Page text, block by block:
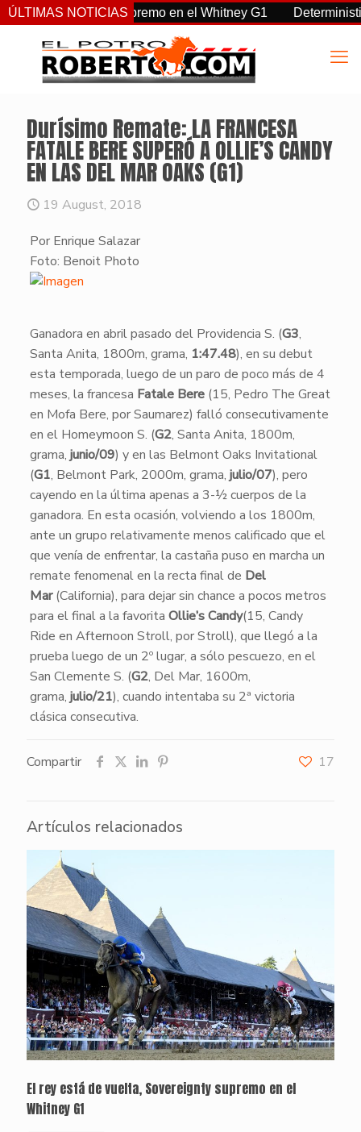
ÚLTIMAS NOTICIASsupremo en el Whitney G1 Deterministic:
Durísimo Remate: LA FRANCESA
FATALE BERE SUPERÓ A OLLIE’S CANDY
EN LAS DEL MAR OAKS (G1)
19 August, 2018
Por Enrique Salazar
​Foto: Benoit Photo
Ganadora en abril pasado del Providencia S. (G3,
Santa Anita, 1800m, grama, 1:47.48), en su debut
esta temporada, luego de un paro de poco más de 4
meses, la francesa Fatale Bere(15, Pedro The Great
en Mofa Bere, por Saumarez) falló consecutivamente
en el Homeymoon S. (G2, Santa Anita, 1800m,
grama, junio/09) y en las Belmont Oaks Invitational
(G1, Belmont Park, 2000m, grama, julio/07), pero
cayendo en la última apenas a 3-½ cuerpos de la
ganadora. En esta ocasión, volviendo a los 1800m,
ante un grupo relativamente menos calificado que el
que venía de enfrentar, la castaña puso en marcha un
remate fenomenal en la recta final de Del
Mar(California), para dejar sin chance a pocos metros
para el final a la favorita Ollie’s Candy(15, Candy
Ride en Afternoon Stroll, por Stroll), que llegó a la
prueba luego de un 2º lugar, a sólo pescuezo, en el
San Clemente S. (G2, Del Mar, 1600m,
grama, julio/21), cuando intentaba su 2ª victoria
clásica consecutiva.
Compartir 17
Artículos relacionados
El rey está de vuelta, Sovereignty supremo en el
Whitney G1